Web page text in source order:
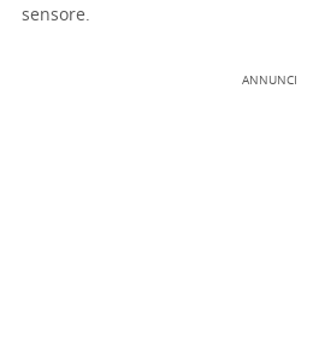
sensore.
ANNUNCI